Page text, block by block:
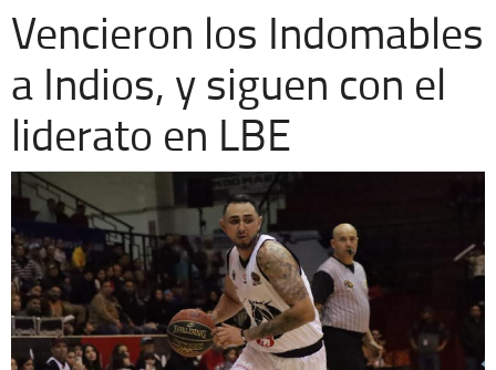
Cronos
Economía
Espectáculos
Extra +
Vencieron los Indomables
a Indios, y siguen con el
liderato en LBE